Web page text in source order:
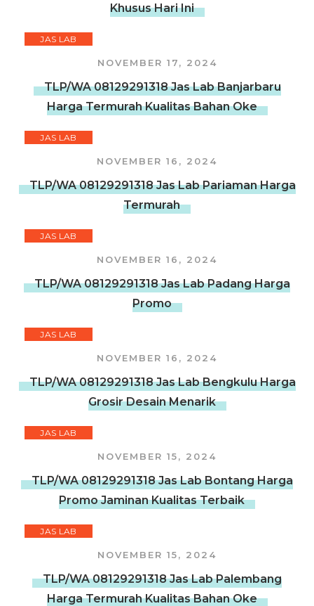
Khusus Hari Ini
JAS LAB
NOVEMBER 17, 2024
TLP/WA 08129291318 Jas Lab Banjarbaru
Harga Termurah Kualitas Bahan Oke
JAS LAB
NOVEMBER 16, 2024
TLP/WA 08129291318 Jas Lab Pariaman Harga
Termurah
JAS LAB
NOVEMBER 16, 2024
TLP/WA 08129291318 Jas Lab Padang Harga
Promo
JAS LAB
NOVEMBER 16, 2024
TLP/WA 08129291318 Jas Lab Bengkulu Harga
Grosir Desain Menarik
JAS LAB
NOVEMBER 15, 2024
TLP/WA 08129291318 Jas Lab Bontang Harga
Promo Jaminan Kualitas Terbaik
JAS LAB
NOVEMBER 15, 2024
TLP/WA 08129291318 Jas Lab Palembang
Harga Termurah Kualitas Bahan Oke